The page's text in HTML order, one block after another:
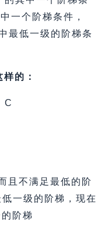
一个阶梯条件，
最低一级的阶梯条
的：
C
且不满足最低的阶
一级的阶梯，现在
阶梯